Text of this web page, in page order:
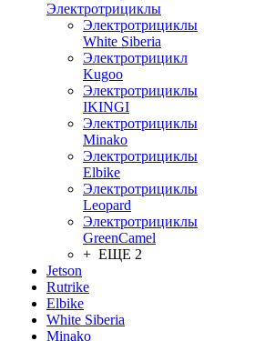
Электротрициклы
Электротрициклы
White Siberia
Электротрицикл
Kugoo
Электротрициклы
IKINGI
Электротрициклы
Minako
Электротрициклы
Elbike
Электротрициклы
Leopard
Электротрициклы
GreenCamel
+ ЕЩЕ 2
Jetson
Rutrike
Elbike
White Siberia
Minako